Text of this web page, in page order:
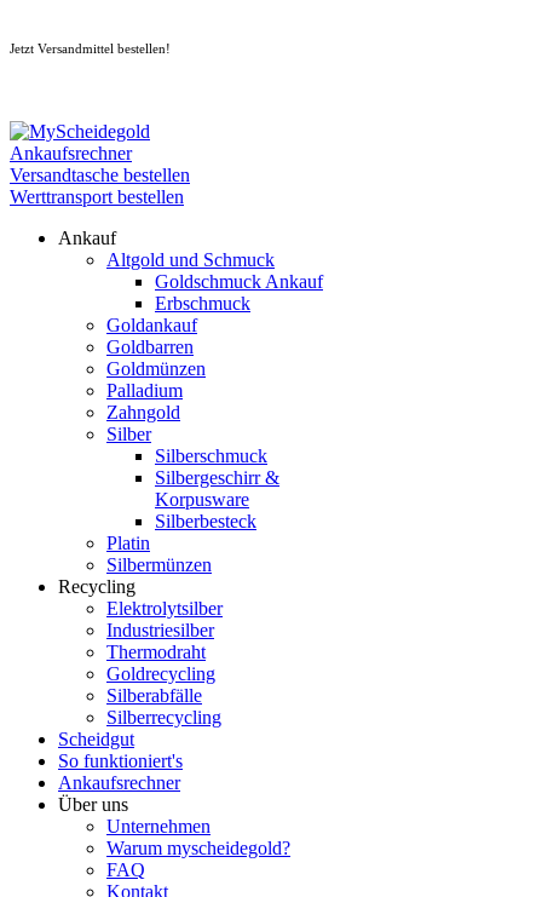
Jetzt Versandmittel bestellen!
Ankaufsrechner
Versandtasche bestellen
Werttransport bestellen
Ankauf
Altgold und Schmuck
Goldschmuck Ankauf
Erbschmuck
Goldankauf
Goldbarren
Goldmünzen
Palladium
Zahngold
Silber
Silberschmuck
Silbergeschirr &
Korpusware
Silberbesteck
Platin
Silbermünzen
Recycling
Elektrolytsilber
Industriesilber
Thermodraht
Goldrecycling
Silberabfälle
Silberrecycling
Scheidgut
So funktioniert's
Ankaufsrechner
Über uns
Unternehmen
Warum myscheidegold?
FAQ
Kontakt